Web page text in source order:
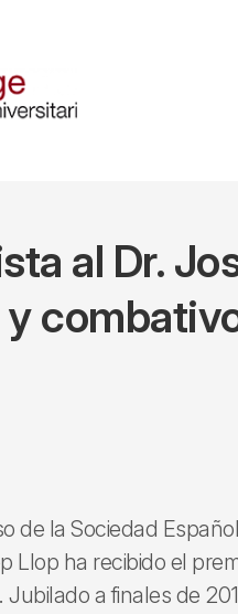
al Dr.
de la Sociedad
Llop ha recibido el
a finales de